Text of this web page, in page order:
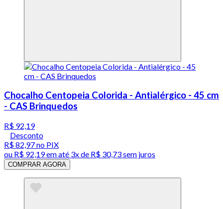
Chocalho Centopeia Colorida - Antialérgico - 45 cm
- CAS Brinquedos
R$ 92,19
Desconto
R$ 82,97no PIX
ou R$ 92,19em até 3x de R$ 30,73 sem juros
COMPRAR AGORA